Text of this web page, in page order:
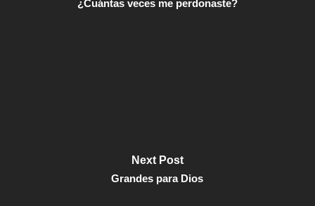
¿Cuántas veces me perdonaste?
Next Post
Grandes para Dios